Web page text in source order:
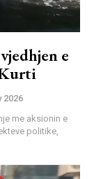
e
2026
me aksionin e
politike,